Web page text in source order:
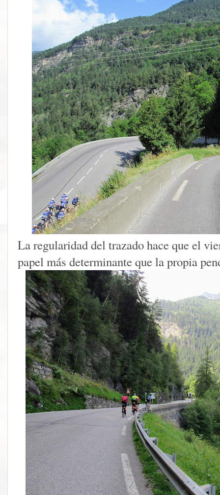
La regularidad del trazado hace que el
papel más determinante que la propia